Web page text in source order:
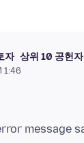
자 상위 10 공헌자
1:46